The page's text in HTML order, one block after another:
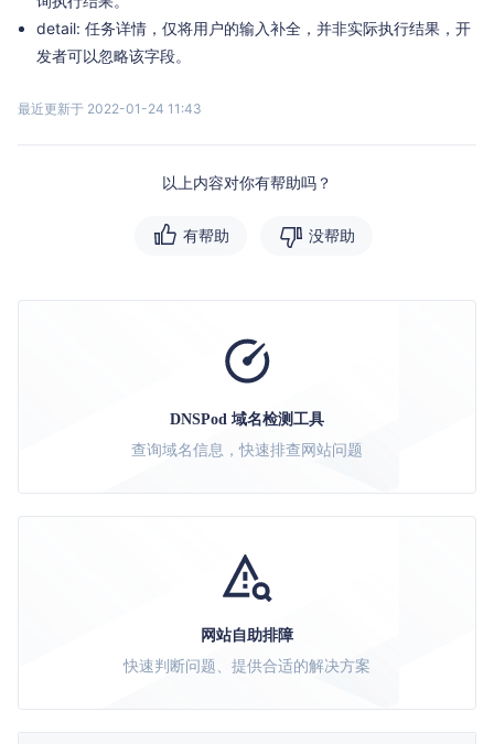
detail: 任务详情，仅将用户的输入补全，并非实际执行结果，开
发者可以忽略该字段。
最近更新于 2022-01-24 11:43
以上内容对你有帮助吗？
有帮助 没帮助
DNSPod 域名检测工具
查询域名信息，快速排查网站问题
网站自助排障
快速判断问题、提供合适的解决方案